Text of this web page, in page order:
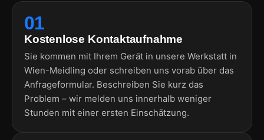
01
Kostenlose Kontaktaufnahme
Sie kommen mit Ihrem Gerät in unsere Werkstatt in
Wien-Meidling oder schreiben uns vorab über das
Anfrageformular. Beschreiben Sie kurz das
Problem – wir melden uns innerhalb weniger
Stunden mit einer ersten Einschätzung.